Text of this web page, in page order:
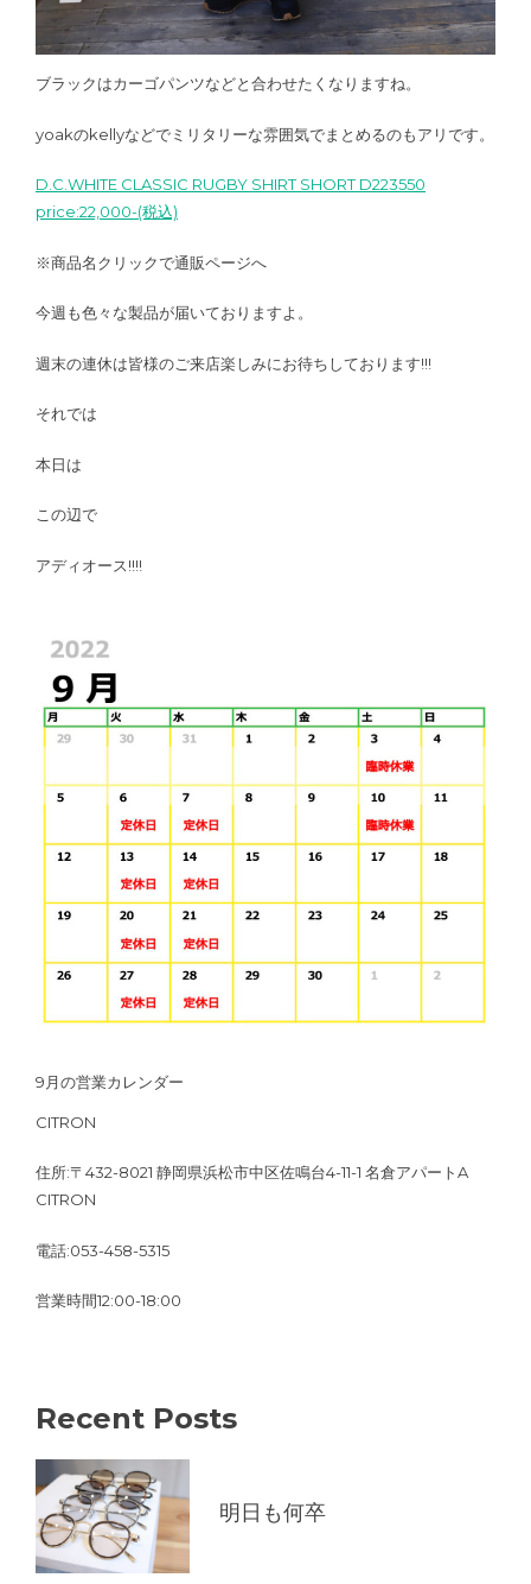
ブラックはカーゴパンツなどと合わせたくなりますね。
yoakのkellyなどでミリタリーな雰囲気でまとめるのもアリです。
D.C.WHITE CLASSIC RUGBY SHIRT SHORT D223550
price:22,000-(税込)
※商品名クリックで通販ページへ
今週も色々な製品が届いておりますよ。
週末の連休は皆様のご来店楽しみにお待ちしております!!!
それでは
本日は
この辺で
アディオース!!!!
9月の営業カレンダー
CITRON
住所:〒432-8021 静岡県浜松市中区佐鳴台4-11-1 名倉アパートA
CITRON
電話:053-458-5315
営業時間12:00-18:00
Recent Posts
明日も何卒